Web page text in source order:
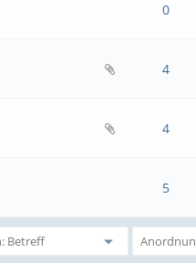
0
4
4
5